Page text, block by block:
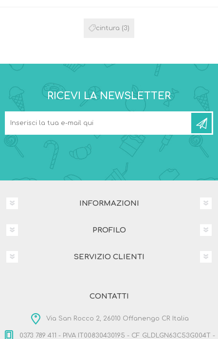
cintura (3)
RICEVI LA NEWSLETTER
INFORMAZIONI
PROFILO
SERVIZIO CLIENTI
CONTATTI
Via San Rocco 2, 26010 Offanengo CR Italia
0373 789 411 - PIVA IT00830430195 - CF GLDLGN63C53G004T -